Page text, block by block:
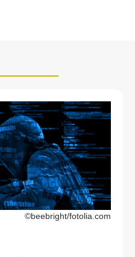
©beebright/fotolia.com